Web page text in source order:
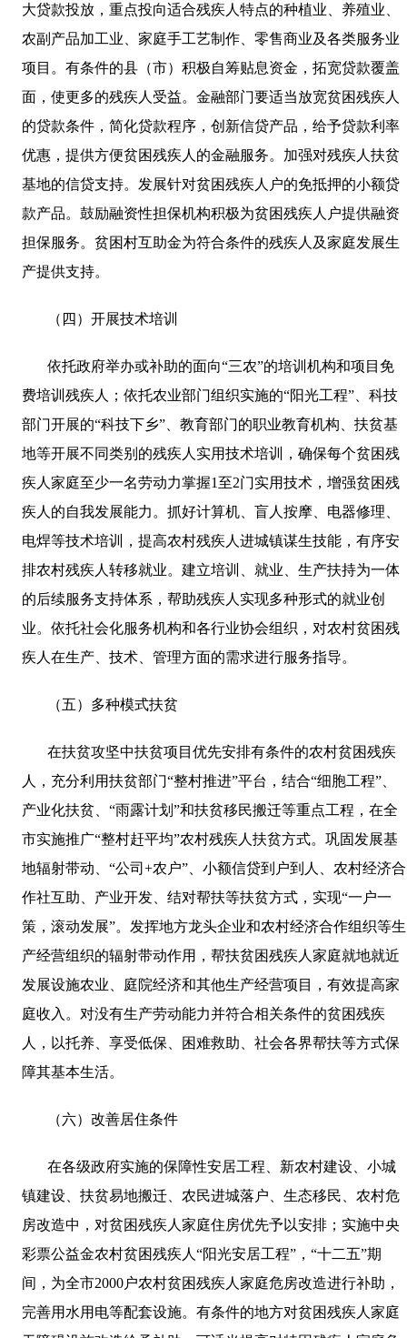
大贷款投放，重点投向适合残疾人特点的种植业、养殖业、
农副产品加工业、家庭手工艺制作、零售商业及各类服务业
项目。有条件的县（市）积极自筹贴息资金，拓宽贷款覆盖
面，使更多的残疾人受益。金融部门要适当放宽贫困残疾人
的贷款条件，简化贷款程序，创新信贷产品，给予贷款利率
优惠，提供方便贫困残疾人的金融服务。加强对残疾人扶贫
基地的信贷支持。发展针对贫困残疾人户的免抵押的小额贷
款产品。鼓励融资性担保机构积极为贫困残疾人户提供融资
担保服务。贫困村互助金为符合条件的残疾人及家庭发展生
产提供支持。
（四）开展技术培训
依托政府举办或补助的面向“三农”的培训机构和项目免
费培训残疾人；依托农业部门组织实施的“阳光工程”、科技
部门开展的“科技下乡”、教育部门的职业教育机构、扶贫基
地等开展不同类别的残疾人实用技术培训，确保每个贫困残
疾人家庭至少一名劳动力掌握1至2门实用技术，增强贫困残
疾人的自我发展能力。抓好计算机、盲人按摩、电器修理、
电焊等技术培训，提高农村残疾人进城镇谋生技能，有序安
排农村残疾人转移就业。建立培训、就业、生产扶持为一体
的后续服务支持体系，帮助残疾人实现多种形式的就业创
业。依托社会化服务机构和各行业协会组织，对农村贫困残
疾人在生产、技术、管理方面的需求进行服务指导。
（五）多种模式扶贫
在扶贫攻坚中扶贫项目优先安排有条件的农村贫困残疾
人，充分利用扶贫部门“整村推进”平台，结合“细胞工程”、
产业化扶贫、“雨露计划”和扶贫移民搬迁等重点工程，在全
市实施推广“整村赶平均”农村残疾人扶贫方式。巩固发展基
地辐射带动、“公司+农户”、小额信贷到户到人、农村经济合
作社互助、产业开发、结对帮扶等扶贫方式，实现“一户一
策，滚动发展”。发挥地方龙头企业和农村经济合作组织等生
产经营组织的辐射带动作用，帮扶贫困残疾人家庭就地就近
发展设施农业、庭院经济和其他生产经营项目，有效提高家
庭收入。对没有生产劳动能力并符合相关条件的贫困残疾
人，以托养、享受低保、困难救助、社会各界帮扶等方式保
障其基本生活。
（六）改善居住条件
在各级政府实施的保障性安居工程、新农村建设、小城
镇建设、扶贫易地搬迁、农民进城落户、生态移民、农村危
房改造中，对贫困残疾人家庭住房优先予以安排；实施中央
彩票公益金农村贫困残疾人“阳光安居工程”，“十二五”期
间，为全市2000户农村贫困残疾人家庭危房改造进行补助，
完善用水用电等配套设施。有条件的地方对贫困残疾人家庭